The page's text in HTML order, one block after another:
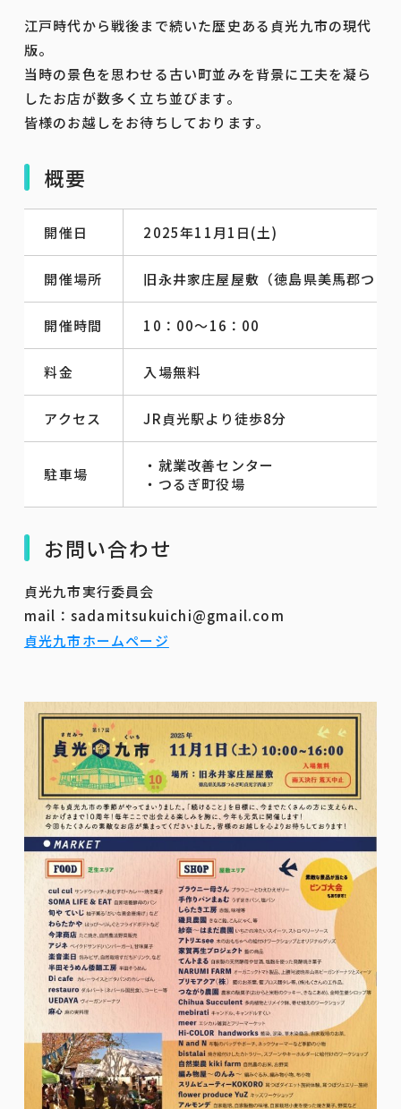
江戸時代から戦後まで続いた歴史ある貞光九市の現代
版。
当時の景色を思わせる古い町並みを背景に工夫を凝ら
したお店が数多く立ち並びます。
皆様のお越しをお待ちしております。
概要
開催日 2025年11月1日(土)
開催場所 旧永井家庄屋屋敷（徳島県美馬郡つる
開催時間 10：00～16：00
料金 入場無料
アクセス JR貞光駅より徒歩8分
駐車場
・就業改善センター
・つるぎ町役場
お問い合わせ
貞光九市実行委員会
mail：sadamitsukuichi@gmail.com
貞光九市ホームページ